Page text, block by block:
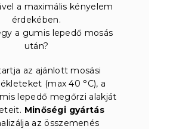
a maximális kényelem
érdekében.
a gumis lepedő mosás
után?
az ajánlott mosási
(max 40 °C), a
lepedő megőrzi alakját
Minőségi gyártás
az összemenés